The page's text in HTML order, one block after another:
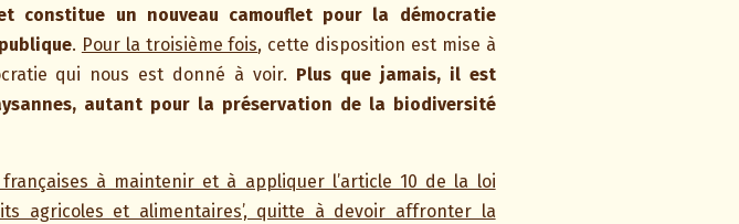
constitue un nouveau camouflet pour la démocratie
. Pour la troisième fois, cette disposition est mise à
qui nous est donné à voir. Plus que jamais, il est
autant pour la préservation de la biodiversité
à maintenir et à appliquer l’article 10 de la loi
agricoles et alimentaires’, quitte à devoir affronter la